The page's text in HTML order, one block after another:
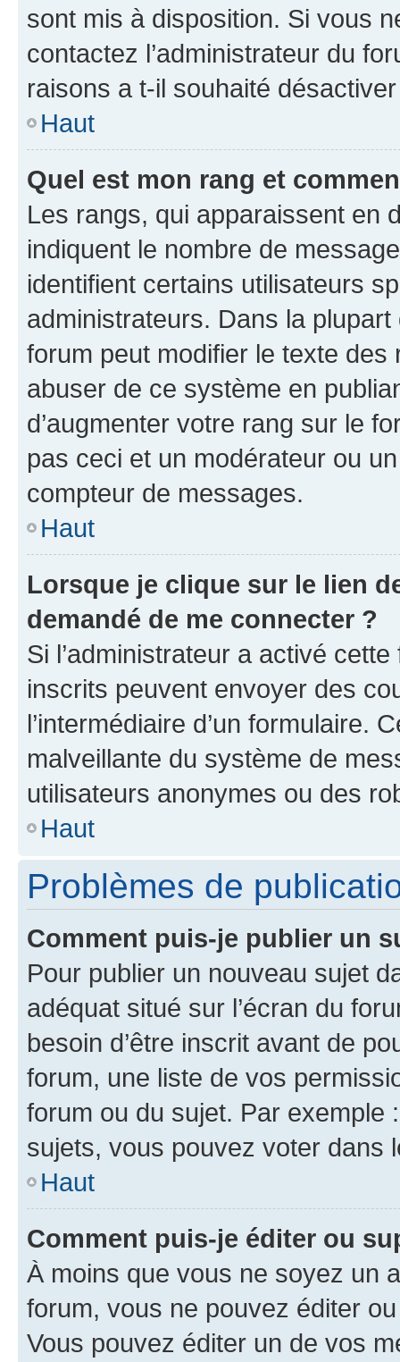
sont mis à disposition. Si vous
contactez l’administrateur du
raisons a t-il souhaité
Haut
Quel est mon rang et
Les rangs, qui apparaissent en
indiquent le nombre de
identifient certains utilisateurs
administrateurs. Dans la
forum peut modifier le texte
abuser de ce système en
d’augmenter votre rang sur le
pas ceci et un modérateur ou
compteur de messages.
Haut
Lorsque je clique sur le lien
demandé de me connecter ?
Si l’administrateur a activé
inscrits peuvent envoyer des
l’intermédiaire d’un formulaire.
malveillante du système de
utilisateurs anonymes ou des
Haut
Problèmes de
Comment puis-je publier un
Pour publier un nouveau sujet
adéquat situé sur l’écran du
besoin d’être inscrit avant de
forum, une liste de vos
forum ou du sujet. Par exemple
sujets, vous pouvez voter dans
Haut
Comment puis-je éditer ou
À moins que vous ne soyez un
forum, vous ne pouvez éditer
Vous pouvez éditer un de vos